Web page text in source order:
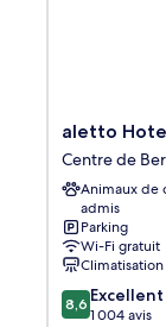
aletto
Hotel
Kudamm
Centre
Berlin-
Ouest
aletto
Centre de
Animaux de
admis
Parking
Wi-Fi gratuit
Climatisation
8.6
sur
8,6 Excellent
1 004 avis